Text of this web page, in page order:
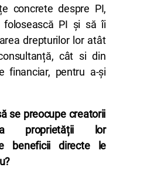
concrete despre PI,
PI și să îi
drepturilor lor atât
cât si din
financiar, pentru a-și
se preocupe creatorii
proprietății lor
beneficii directe le